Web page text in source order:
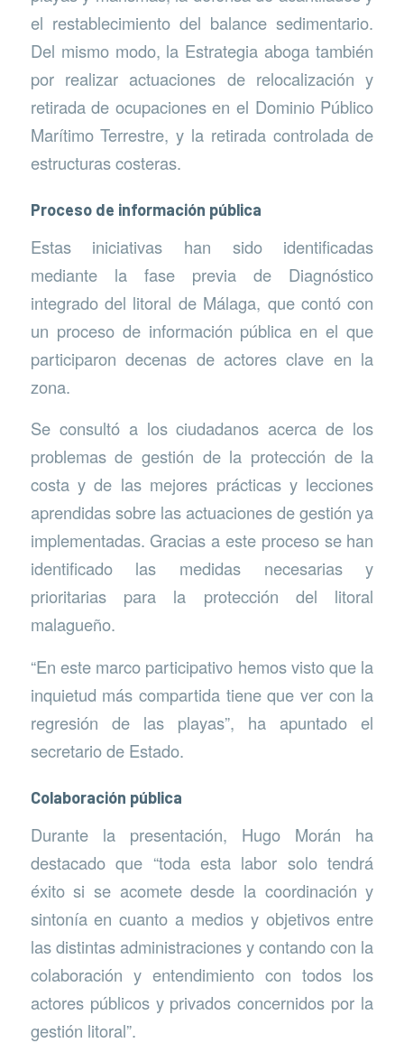
el restablecimiento del balance sedimentario.
Del mismo modo, la Estrategia aboga también
por realizar actuaciones de relocalización y
retirada de ocupaciones en el Dominio Público
Marítimo Terrestre, y la retirada controlada de
estructuras costeras.
Proceso de información pública
Estas iniciativas han sido identificadas
mediante la fase previa de Diagnóstico
integrado del litoral de Málaga, que contó con
un proceso de información pública en el que
participaron decenas de actores clave en la
zona.
Se consultó a los ciudadanos acerca de los
problemas de gestión de la protección de la
costa y de las mejores prácticas y lecciones
aprendidas sobre las actuaciones de gestión ya
implementadas. Gracias a este proceso se han
identificado las medidas necesarias y
prioritarias para la protección del litoral
malagueño.
“En este marco participativo hemos visto que la
inquietud más compartida tiene que ver con la
regresión de las playas”, ha apuntado el
secretario de Estado.
Colaboración pública
Durante la presentación, Hugo Morán ha
destacado que “toda esta labor solo tendrá
éxito si se acomete desde la coordinación y
sintonía en cuanto a medios y objetivos entre
las distintas administraciones y contando con la
colaboración y entendimiento con todos los
actores públicos y privados concernidos por la
gestión litoral”.